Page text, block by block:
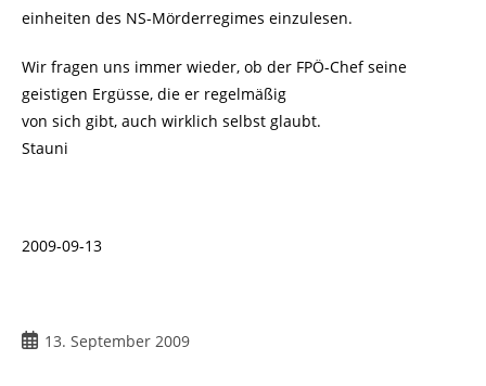
einheiten des NS-Mörderregimes einzulesen.
Wir fragen uns immer wieder, ob der FPÖ-Chef seine
geistigen Ergüsse, die er regelmäßig
von sich gibt, auch wirklich selbst glaubt.
Stauni
2009-09-13
Beitrag13. September 2009